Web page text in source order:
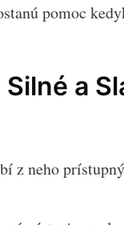
pomoc
a
z neho